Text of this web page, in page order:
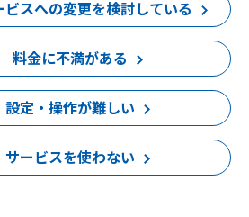
ビスへの変更を検討している
料金に不満がある
設定・操作が難しい
サービスを使わない